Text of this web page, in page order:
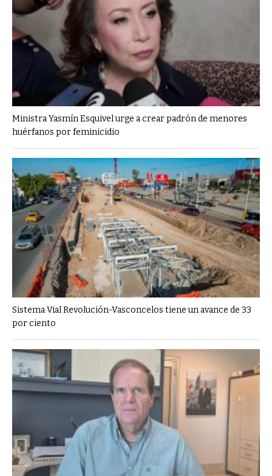
Ministra Yasmín Esquivel urge a crear padrón de menores
huérfanos por feminicidio
Sistema Vial Revolución-Vasconcelos tiene un avance de 33
por ciento